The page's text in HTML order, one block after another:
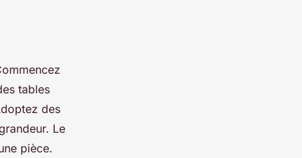
tables
des
Le
pièce.